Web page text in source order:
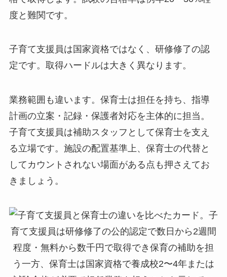
度と難関です。
子育て支援員は国家資格ではなく、研修修了の認
定です。取得ハードルは大きく異なります。
業務範囲も違います。保育士は担任を持ち、指導
計画の立案・記録・保護者対応を主体的に担当。
子育て支援員は補助スタッフとして保育士を支え
る立場です。施設の配置基準上、保育士の代替と
してカウントされない場面がある点も押さえてお
きましょう。